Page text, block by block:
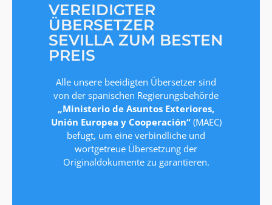
VEREIDIGTER
ÜBERSETZER
SEVILLA ZUM BESTEN
PREIS
Alle unsere beeidigten Übersetzer sind
von der spanischen Regierungsbehörde
„Ministerio de Asuntos Exteriores,
Unión Europea y Cooperación“(MAEC)
befugt, um eine verbindliche und
wortgetreue Übersetzung der
Originaldokumente zu garantieren.